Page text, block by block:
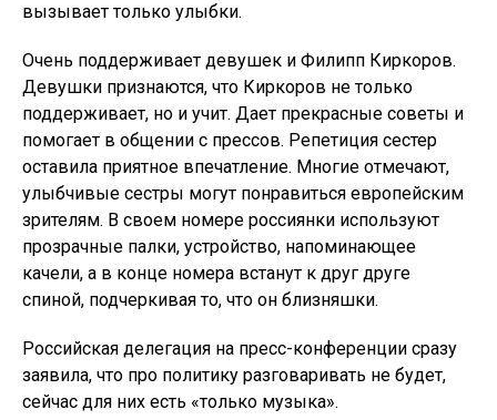
вызывает только улыбки.
Очень поддерживает девушек и Филипп Киркоров.
Девушки признаются, что Киркоров не только
поддерживает, но и учит. Дает прекрасные советы и
помогает в общении с прессов. Репетиция сестер
оставила приятное впечатление. Многие отмечают,
улыбчивые сестры могут понравиться европейским
зрителям. В своем номере россиянки используют
прозрачные палки, устройство, напоминающее
качели, а в конце номера встанут к друг друге
спиной, подчеркивая то, что он близняшки.
Российская делегация на пресс-конференции сразу
заявила, что про политику разговаривать не будет,
сейчас для них есть «только музыка».